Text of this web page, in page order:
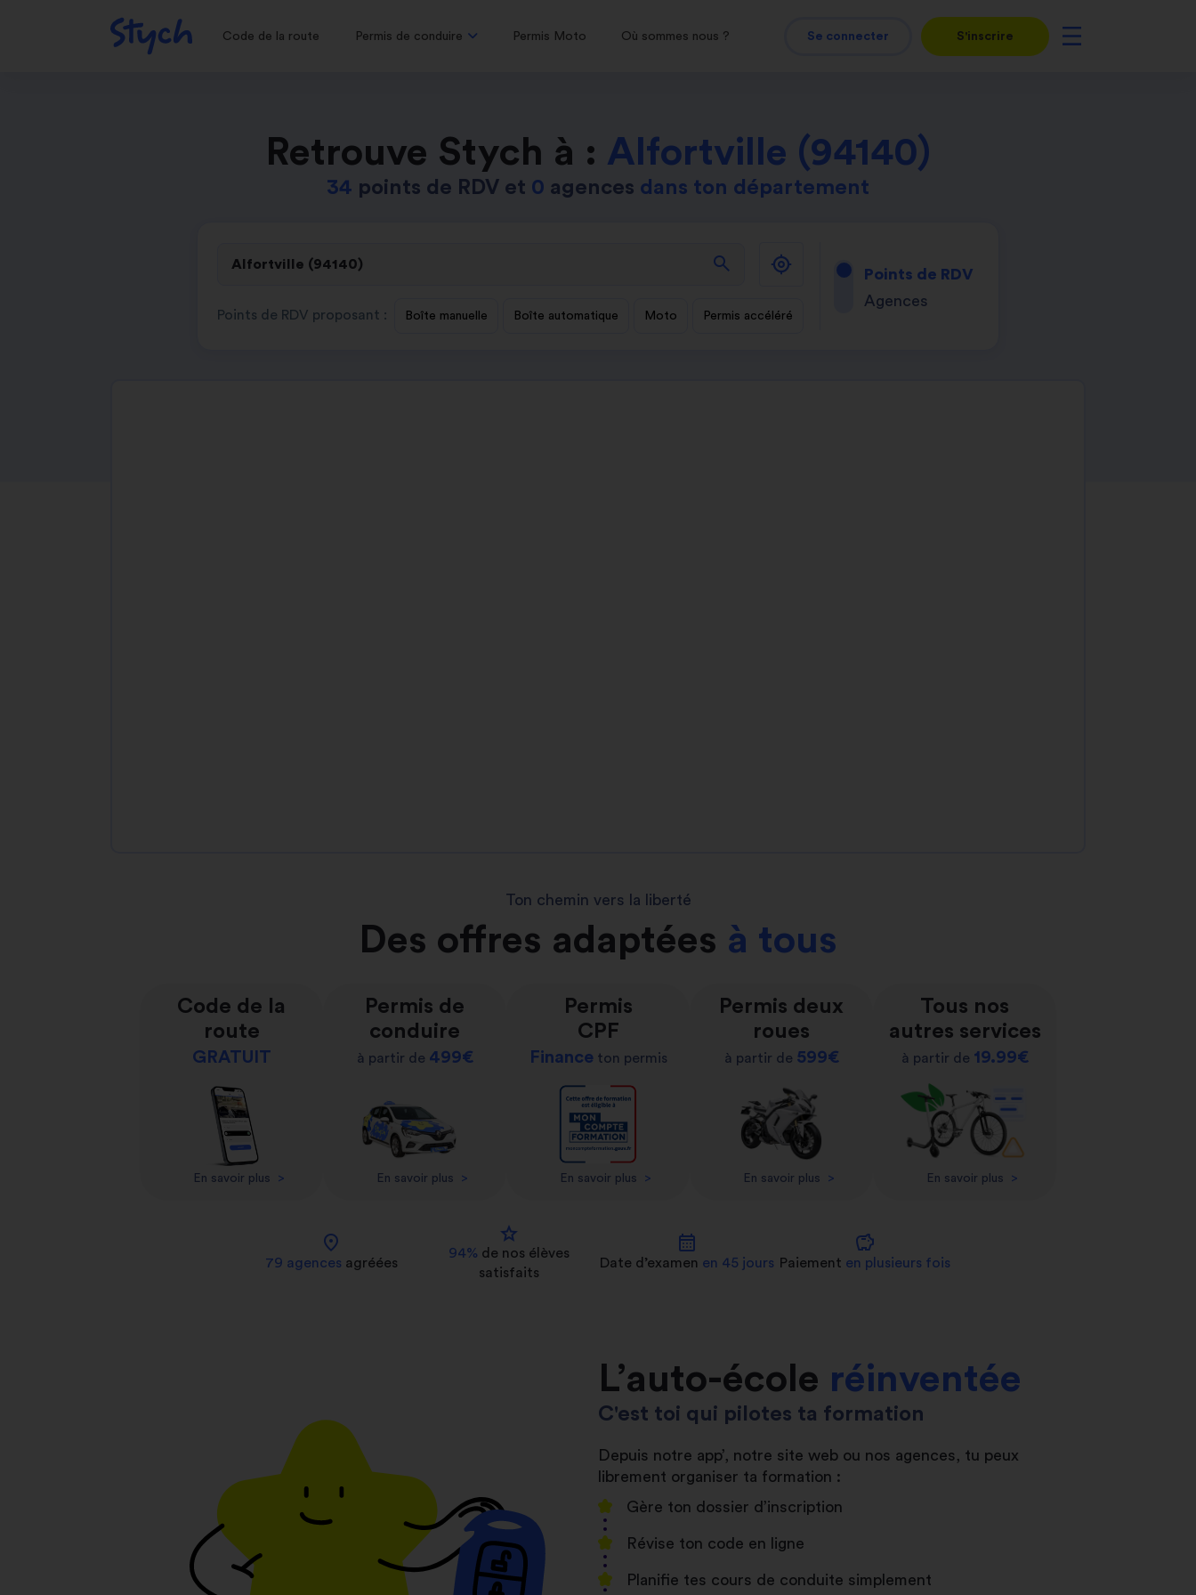
Code de la route Permis de conduire Permis Moto Où sommes nous ? Se connecter S'inscrire
Retrouve Stych à : Alfortville (94140)
34 points de RDV et 0 agences dans ton département
search
Points de RDV proposant : Boîte manuelle Boîte automatique Moto Permis accéléré
Points de RDV
Agences
Ton chemin vers la liberté
Des offres adaptées à tous
Code de la
route
GRATUIT
En savoir plus >
Permis de
conduire
à partir de 499€
En savoir plus >
Permis
CPF
Financeton permis
En savoir plus >
Permis deux
roues
à partir de 599€
En savoir plus >
Tous nos
autres services
à partir de 19.99€
En savoir plus >
location_on
79 agences agréées
star
94% de nos élèves
satisfaits
calendar_month
Date d’examen en 45 jours
savings
Paiement en plusieurs fois
L’auto-école réinventée
C'est toi qui pilotes ta formation
Depuis notre app’, notre site web ou nos agences, tu peux
librement organiser ta formation :
Gère ton dossier d’inscription
Révise ton code en ligne
Planifie tes cours de conduite simplement